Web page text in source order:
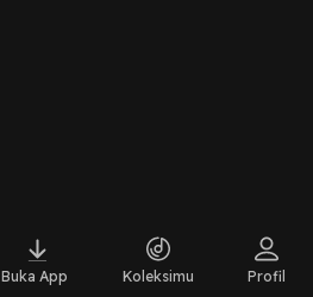
Buka App Koleksimu Profil